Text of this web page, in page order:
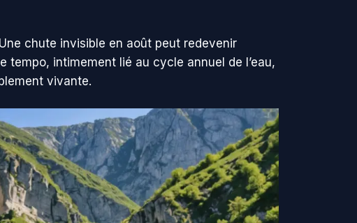
chute invisible en août peut redevenir
intimement lié au cycle annuel de l’eau,
vivante.